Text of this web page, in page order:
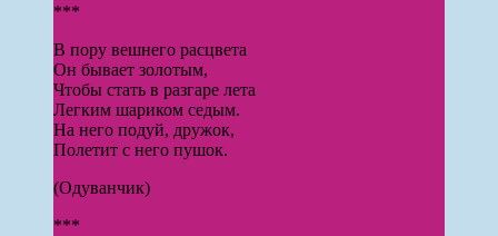
***
В пору вешнего расцвета
Он бывает золотым,
Чтобы стать в разгаре лета
Легким шариком седым.
На него подуй, дружок,
Полетит с него пушок.
(Одуванчик)
***